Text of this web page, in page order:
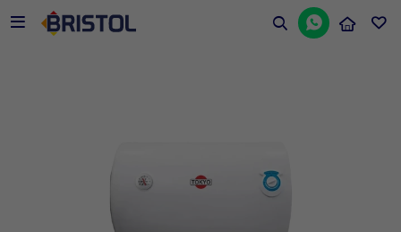

